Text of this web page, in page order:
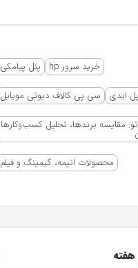
پنل پیامکی
خرید سرور hp
سی پی کالاف دیوتی موبایل
ایدی
مقایسه برندها، تحلیل کسب‌وکارها
محصولات انیمه، گیمینگ و فیلم
هفته